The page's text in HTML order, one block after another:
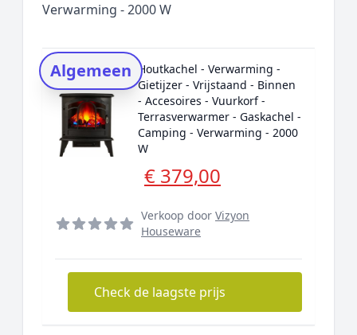
Alternatieven
Verwarming - 2000 W
Algemeen Houtkachel - Verwarming -
Gietijzer - Vrijstaand - Binnen
- Accesoires - Vuurkorf -
Terrasverwarmer - Gaskachel -
Camping - Verwarming - 2000
W
€ 379,00
Verkoop door Vizyon
Houseware
Check de laagste prijs